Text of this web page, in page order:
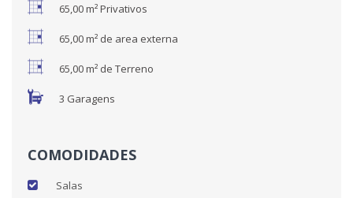
65,00 m² Privativos
65,00 m² de area externa
65,00 m² de Terreno
3 Garagens
COMODIDADES
Salas